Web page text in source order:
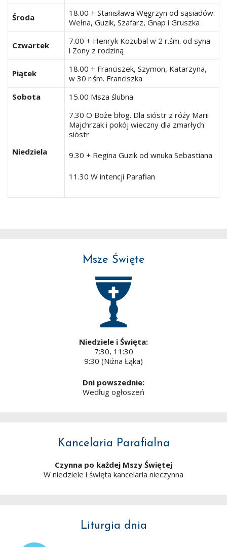
Środa
18.00 + Stanisława Węgrzyn od sąsiadów:
Wełna, Guzik, Szafarz, Gnap i Gruszka
Czwartek
7.00 + Henryk Kozubal w 2 r.śm. od syna
i Zony z rodziną
Piątek
18.00 + Franciszek, Szymon, Katarzyna,
w 30 r.śm. Franciszka
Sobota
15.00 Msza ślubna
Niedziela
7.30 O Boże błog. Dla sióstr z róży Marii
Majchrzak i pokój wieczny dla zmarłych
sióstr
9.30 + Regina Guzik od wnuka Sebastiana
11.30 W intencji Parafian
Msze Święte
Niedziele i Święta:
7:30, 11:30
9:30 (Niżna Łąka)
Dni powszednie:
Według ogłoszeń
Kancelaria Parafialna
Czynna po każdej Mszy Świętej
W niedziele i święta kancelaria nieczynna
Liturgia dnia